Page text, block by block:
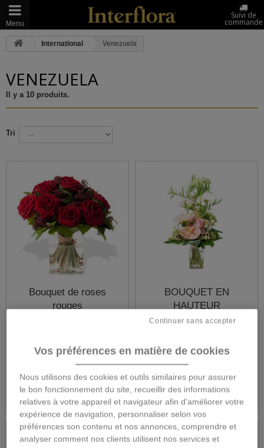
Menu
Suivi de
commande
International Venezuela
VENEZUELA
Il y a 10 produits.
Tri
Bouquet de roses
rouges
75,00 €
Détails
BOUQUET EN
HAUTEUR
59,00 €
Détails
Vos préférences en matière de cookies
Nous utilisons des cookies et outils similaires pour assurer
le bon fonctionnement du site, recueillir des informations
relatives à votre appareil et navigateur afin d'améliorer votre
expérience de navigation, personnaliser selon vos
préférences son contenu et nos annonces, comprendre et
analyser comment nos clients utilisent nos services et
Continuer sans accepter